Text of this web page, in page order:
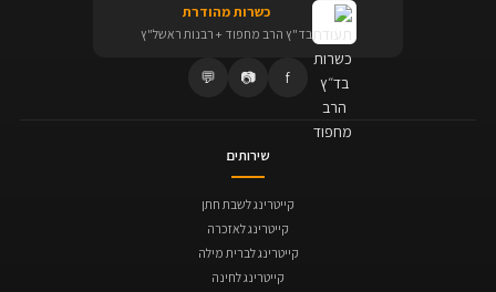
כשרות מהודרת
בד"ץ הרב מחפוד + רבנות ראשל"ץ
f
📷
💬
שירותים
קייטרינג לשבת חתן
קייטרינג לאזכרה
קייטרינג לברית מילה
קייטרינג לחינה